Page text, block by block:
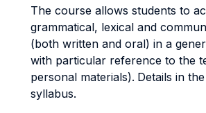
The course allows students to
grammatical, lexical and
(both written and oral) in a
with particular reference to the
personal materials). Details in
syllabus.